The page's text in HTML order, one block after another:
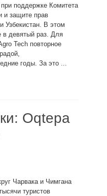
поддержке Комитета
и защите прав
Узбекистан. В этом
в девятый раз. Для
Tech повторное
годы. За это ...
Oqtepa
Чарвака и Чимгана
туристов